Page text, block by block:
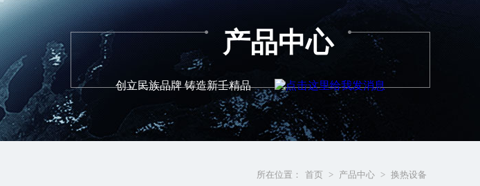
产品中心
创立民族品牌 铸造新壬精品
所在位置： 首页 > 产品中心 > 换热设备